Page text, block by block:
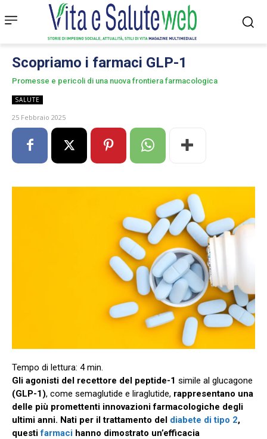
Scopriamo i farmaci GLP-1
Promesse e pericoli di una nuova frontiera farmacologica
SALUTE
25 Febbraio 2025
Gli agonisti del recettore del peptide-1 simile al glucagone
(GLP-1), come semaglutide e liraglutide, rappresentano una
delle più promettenti innovazioni farmacologiche degli
ultimi anni. Nati per il trattamento del diabete di tipo 2,
questifarmaci hanno dimostrato un’efficacia